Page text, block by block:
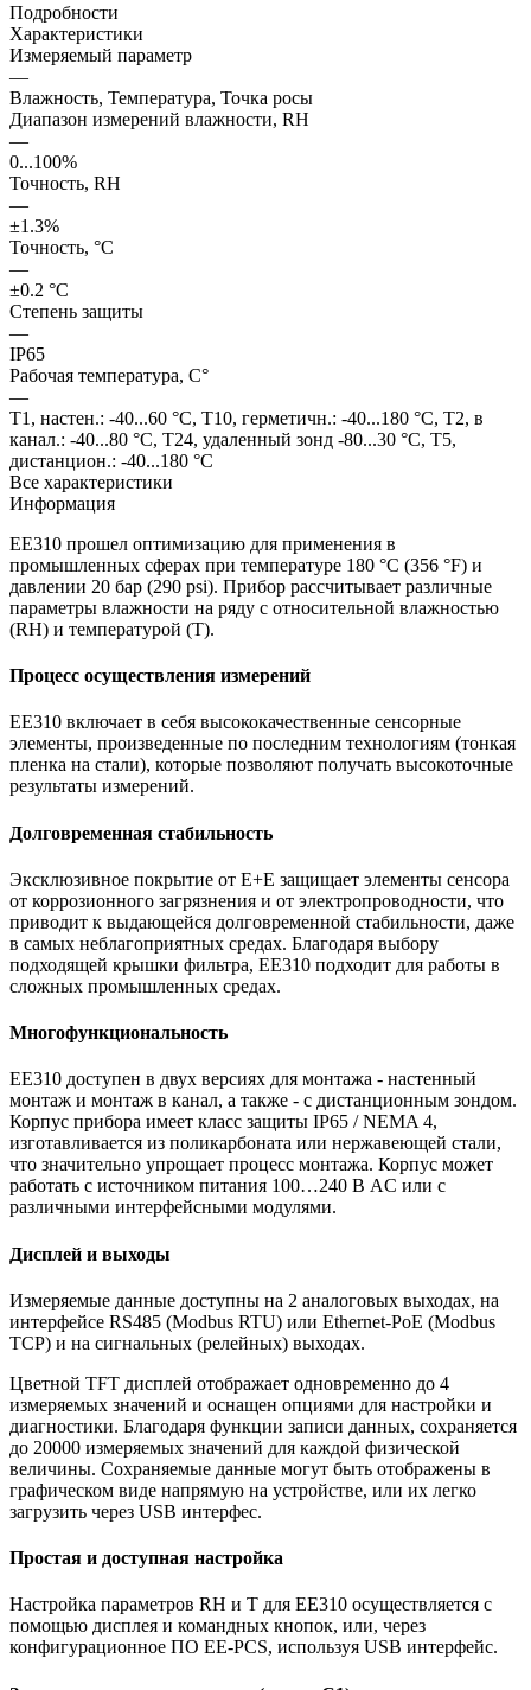
Подробности
Характеристики
Измеряемый параметр
—
Влажность, Температура, Точка росы
Диапазон измерений влажности, RH
—
0...100%
Точность, RH
—
±1.3%
Точность, °С
—
±0.2 °C
Степень защиты
—
IP65
Рабочая температура, С°
—
T1, настен.: -40...60 °C, T10, герметичн.: -40...180 °C, T2, в
канал.: -40...80 °C, T24, удаленный зонд -80...30 °C, T5,
дистанцион.: -40...180 °C
Все характеристики
Информация
EE310 прошел оптимизацию для применения в
промышленных сферах при температуре 180 °C (356 °F) и
давлении 20 бар (290 psi). Прибор рассчитывает различные
параметры влажности на ряду с относительной влажностью
(RH) и температурой (T).
Процесс осуществления измерений
EE310 включает в себя высококачественные сенсорные
элементы, произведенные по последним технологиям (тонкая
пленка на стали), которые позволяют получать высокоточные
результаты измерений.
Долговременная стабильность
Эксклюзивное покрытие от E+E защищает элементы сенсора
от коррозионного загрязнения и от электропроводности, что
приводит к выдающейся долговременной стабильности, даже
в самых неблагоприятных средах. Благодаря выбору
подходящей крышки фильтра, EE310 подходит для работы в
сложных промышленных средах.
Многофункциональность
EE310 доступен в двух версиях для монтажа - настенный
монтаж и монтаж в канал, а также - с дистанционным зондом.
Корпус прибора имеет класс защиты IP65 / NEMA 4,
изготавливается из поликарбоната или нержавеющей стали,
что значительно упрощает процесс монтажа. Корпус может
работать с источником питания 100…240 В AC или с
различными интерфейсными модулями.
Дисплей и выходы
Измеряемые данные доступны на 2 аналоговых выходах, на
интерфейсе RS485 (Modbus RTU) или Ethernet-PoE (Modbus
TCP) и на сигнальных (релейных) выходах.
Цветной TFT дисплей отображает одновременно до 4
измеряемых значений и оснащен опциями для настройки и
диагностики. Благодаря функции записи данных, сохраняется
до 20000 измеряемых значений для каждой физической
величины. Сохраняемые данные могут быть отображены в
графическом виде напрямую на устройстве, или их легко
загрузить через USB интерфес.
Простая и доступная настройка
Настройка параметров RH и T для EE310 осуществляется с
помощью дисплея и командных кнопок, или, через
конфигурационное ПО EE-PCS, используя USB интерфейс.